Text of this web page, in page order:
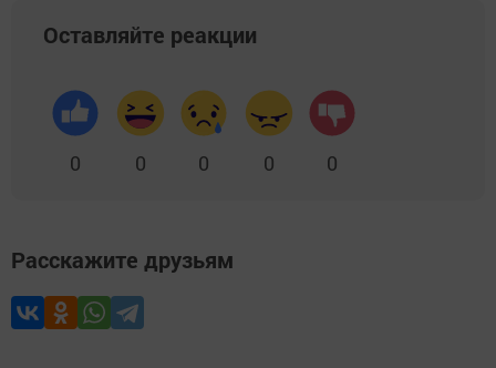
Оставляйте реакции
0 0 0 0 0
Расскажите друзьям